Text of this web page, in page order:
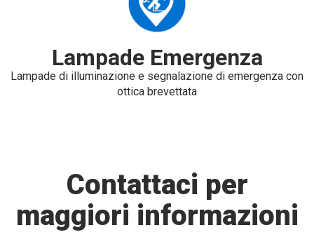
Lampade Emergenza
Lampade di illuminazione e segnalazione di emergenza con
ottica brevettata
Contattaci per
maggiori informazioni